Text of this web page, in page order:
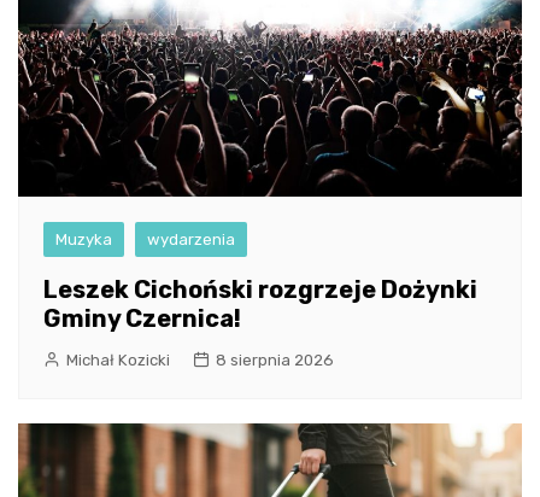
Muzyka wydarzenia
Leszek Cichoński rozgrzeje Dożynki
Gminy Czernica!
Michał Kozicki 8 sierpnia 2026